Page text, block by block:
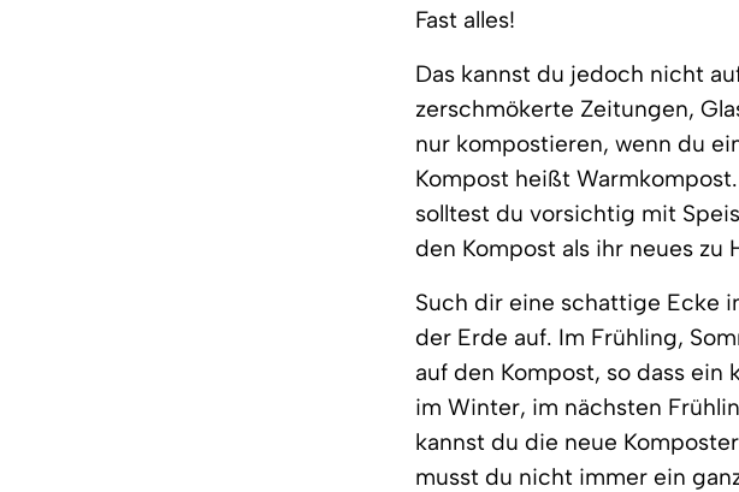
Fast alles!
Das kannst du jedoch nicht
zerschmökerte Zeitungen,
nur kompostieren, wenn du
Kompost heißt
solltest du vorsichtig mit
den Kompost als ihr neues zu
Such dir eine schattige Ecke
der Erde auf. Im Frühling,
auf den Kompost, so dass ein
im Winter, im nächsten
kannst du die neue
musst du nicht immer ein